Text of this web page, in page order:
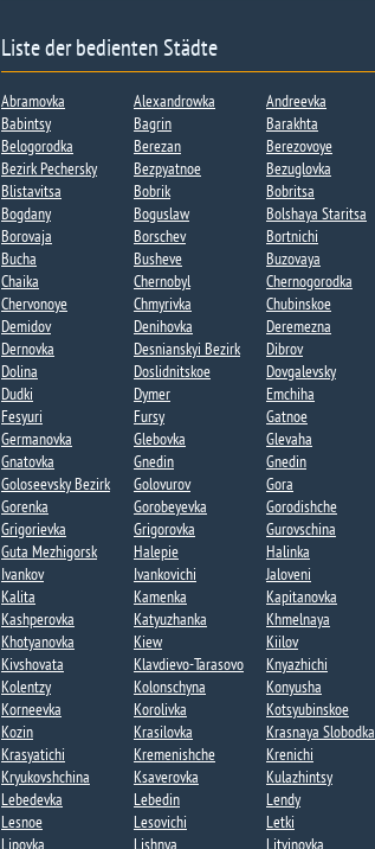
Liste der bedienten Städte
Abramovka Alexandrowka Andreevka
Babintsy
Bagrin Barakhta
Belogorodka
Berezan Berezovoye​
Bezirk Pechersky
Bezpyatnoe Bezuglovka​
Blistavitsa
Bobrik Bobritsa​
Bogdany​
Boguslaw Bolshaya Staritsa​
Borovaja
Borschev Bortnichi​
Bucha
Busheve Buzovaya​
Chaika​
Chernobyl Chernogorodka
Chervonoye
Chmyrivka Chubinskoe​
Demidov
Denihovka Deremezna
Dernovka
Desnianskyi Bezirk Dibrov
Dolina​
Doslidnitskoe Dovgalevsky
Dudki​
Dymer Emchiha
Fesyuri
Fursy Gatnoe​
Germanovka​
Glebovka Glevaha
Gnatovka​
Gnedin Gnedin​
Goloseevsky Bezirk
Golovurov Gora​
Gorenka​
Gorobeyevka​ Gorodishche​
Grigorievka​
Grigorovka​ Gurovschina​
Guta Mezhigorsk​
Halepie​ Halinka
Ivankov
Ivankovichi Jaloveni
Kalita​
Kamenka Kapitanovka​
Kashperovka
Katyuzhanka​ Khmelnaya​
Khotyanovka
Kiew Kiilov​
Kivshovata
Klavdievo-Tarasovo Knyazhichi
Kolentzy
Kolonschyna Konyusha
Korneevka
Korolivka Kotsyubinskoe
Kozin​
Krasilovka Krasnaya Slobodka​
Krasyatichi
Kremenishche​ Krenichi
Kryukovshchina​
Ksaverovka Kulazhintsy​
Lebedevka
Lebedin​ Lendy​
Lesnoe​
Lesovichi​ Letki​
Lipovka
Lishnya Litvinovka